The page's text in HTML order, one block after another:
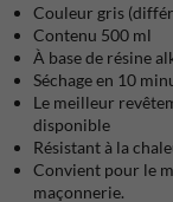
Couleur gris
Contenu 500 ml
À base de résine
Séchage en 10
Le meilleur
disponible
Résistant à la
Convient pour le
maçonnerie.